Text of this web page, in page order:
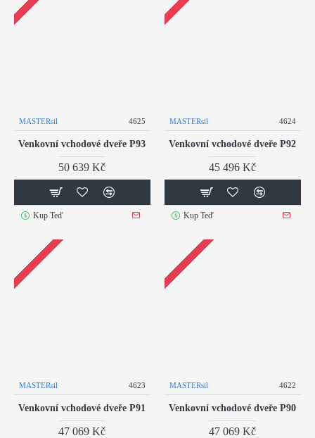
MASTERsil 4625
Venkovní vchodové dveře P93
50 639 Kč
Kup Teď
MASTERsil 4624
Venkovní vchodové dveře P92
45 496 Kč
Kup Teď
MASTERsil 4623
Venkovní vchodové dveře P91
47 069 Kč
MASTERsil 4622
Venkovní vchodové dveře P90
47 069 Kč